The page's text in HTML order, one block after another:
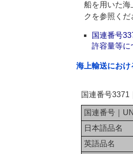
船を用いた海
クを参照くだ
国連番号
許容量等に
海上輸送にお
国連番号3371
国連番号｜
日本語品名
英語品名